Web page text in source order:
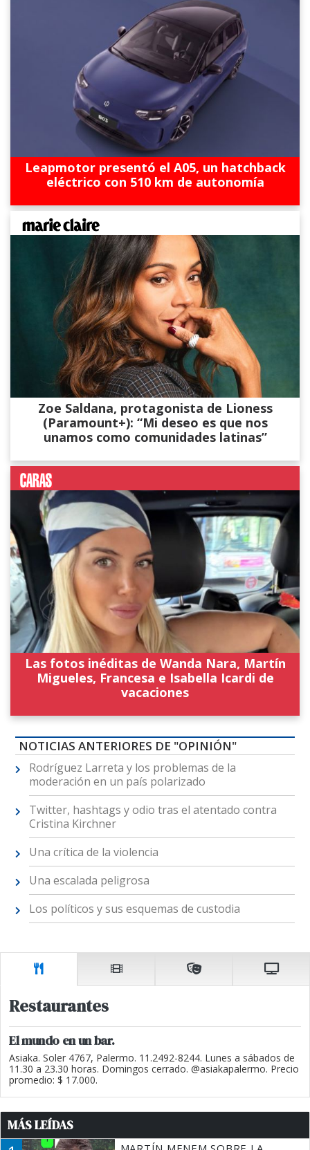
Leapmotor presentó el A05, un hatchback
eléctrico con 510 km de autonomía
Zoe Saldana, protagonista de Lioness
(Paramount+): “Mi deseo es que nos
unamos como comunidades latinas”
Las fotos inéditas de Wanda Nara, Martín
Migueles, Francesa e Isabella Icardi de
vacaciones
NOTICIAS ANTERIORES DE "OPINIÓN"
Rodríguez Larreta y los problemas de la
moderación en un país polarizado
Twitter, hashtags y odio tras el atentado contra
Cristina Kirchner
Una crítica de la violencia
Una escalada peligrosa
Los políticos y sus esquemas de custodia
Restaurantes
El mundo en un bar.
Asiaka. Soler 4767, Palermo. 11.2492-8244. Lunes a sábados de
11.30 a 23.30 horas. Domingos cerrado. @asiakapalermo. Precio
promedio: $ 17.000.
MÁS LEÍDAS